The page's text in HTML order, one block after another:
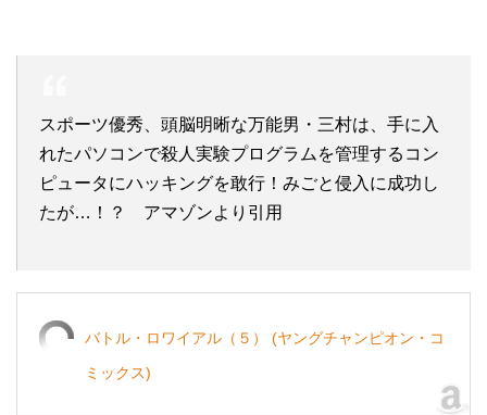
スポーツ優秀、頭脳明晰な万能男・三村は、手に入
れたパソコンで殺人実験プログラムを管理するコン
ピュータにハッキングを敢行！みごと侵入に成功し
たが…！？ アマゾンより引用
バトル・ロワイアル（５） (ヤングチャンピオン・コ
ミックス)